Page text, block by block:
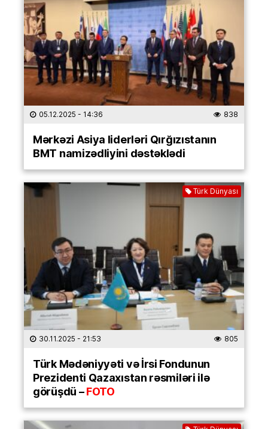
05.12.2025 - 14:36 838
Mərkəzi Asiya liderləri Qırğızıstanın
BMT namizədliyini dəstəklədi
Türk Dünyası
30.11.2025 - 21:53 805
Türk Mədəniyyəti və İrsi Fondunun
Prezidenti Qazaxıstan rəsmiləri ilə
görüşdü –FOTO